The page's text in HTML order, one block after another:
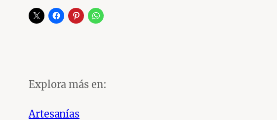
Explora más en:
Artesanías